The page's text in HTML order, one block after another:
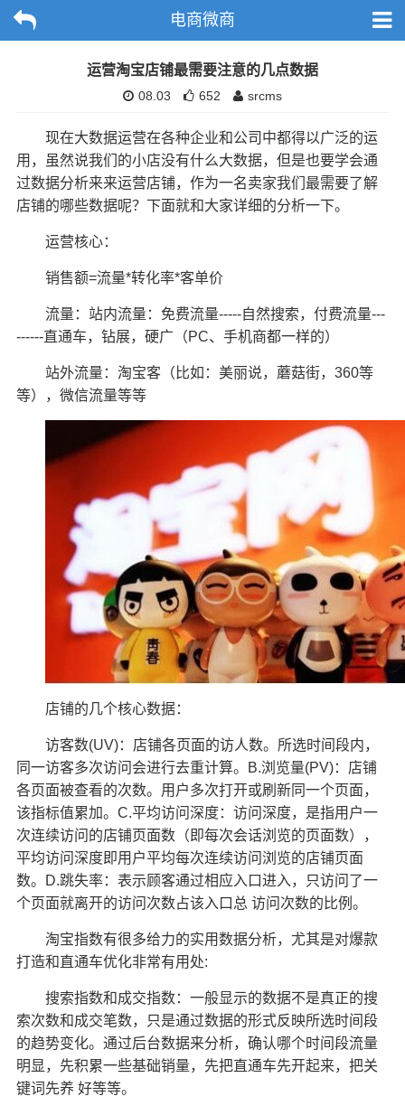
电商微商
运营淘宝店铺最需要注意的几点数据
08.03 652 srcms
现在大数据运营在各种企业和公司中都得以广泛的运
用，虽然说我们的小店没有什么大数据，但是也要学会通
过数据分析来来运营店铺，作为一名卖家我们最需要了解
店铺的哪些数据呢？下面就和大家详细的分析一下。
运营核心：
销售额=流量*转化率*客单价
流量：站内流量：免费流量-----自然搜索，付费流量---
------直通车，钻展，硬广（PC、手机商都一样的）
站外流量：淘宝客（比如：美丽说，蘑菇街，360等
等），微信流量等等
店铺的几个核心数据：
访客数(UV)：店铺各页面的访人数。所选时间段内，
同一访客多次访问会进行去重计算。B.浏览量(PV)：店铺
各页面被查看的次数。用户多次打开或刷新同一个页面，
该指标值累加。C.平均访问深度：访问深度，是指用户一
次连续访问的店铺页面数（即每次会话浏览的页面数），
平均访问深度即用户平均每次连续访问浏览的店铺页面
数。D.跳失率：表示顾客通过相应入口进入，只访问了一
个页面就离开的访问次数占该入口总 访问次数的比例。
淘宝指数有很多给力的实用数据分析，尤其是对爆款
打造和直通车优化非常有用处:
搜索指数和成交指数：一般显示的数据不是真正的搜
索次数和成交笔数，只是通过数据的形式反映所选时间段
的趋势变化。通过后台数据来分析，确认哪个时间段流量
明显，先积累一些基础销量，先把直通车先开起来，把关
键词先养 好等等。